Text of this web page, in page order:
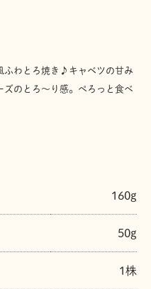
ふわとろ焼き♪キャベツの甘み
ズのとろ～り感。ぺろっと食べ
160g
50g
1株